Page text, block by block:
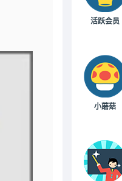
活跃会员
小蘑菇